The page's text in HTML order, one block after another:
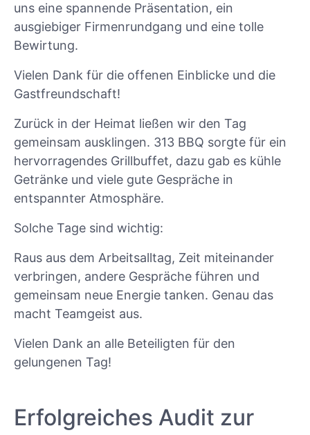
uns eine spannende Präsentation, ein
ausgiebiger Firmenrundgang und eine tolle
Bewirtung.
Vielen Dank für die offenen Einblicke und die
Gastfreundschaft!
Zurück in der Heimat ließen wir den Tag
gemeinsam ausklingen. 313 BBQ sorgte für ein
hervorragendes Grillbuffet, dazu gab es kühle
Getränke und viele gute Gespräche in
entspannter Atmosphäre.
Solche Tage sind wichtig:
Raus aus dem Arbeitsalltag, Zeit miteinander
verbringen, andere Gespräche führen und
gemeinsam neue Energie tanken. Genau das
macht Teamgeist aus.
Vielen Dank an alle Beteiligten für den
gelungenen Tag!
Erfolgreiches Audit zur